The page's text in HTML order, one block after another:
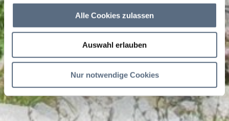
Alle Cookies zulassen
Auswahl erlauben
Nur notwendige Cookies